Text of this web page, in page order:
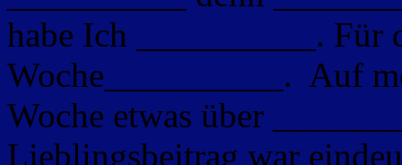
habe Ich __________. Für
Woche__________. Auf
Woche etwas über
Lieblingsbeitrag war